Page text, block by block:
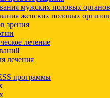
мужских половых органов
женских половых органов
зрения
лечение
лечения
программы